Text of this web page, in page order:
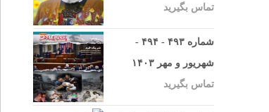
تماس بگیرید
شماره ۴۹۳ - ۴۹۴ -
شهریور و مهر ۱۴۰۳
تماس بگیرید